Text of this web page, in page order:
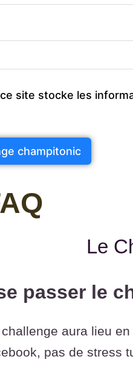
site stocke les
champitonic
Le
passer le
aura lieu
pas de stress